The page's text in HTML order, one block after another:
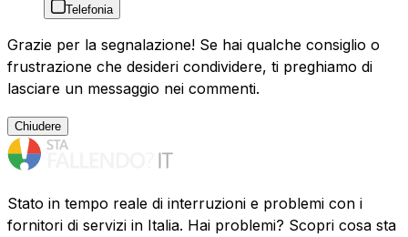
Telefonia
Grazie per la segnalazione! Se hai qualche consiglio o
frustrazione che desideri condividere, ti preghiamo di
lasciare un messaggio nei commenti.
Chiudere
Stato in tempo reale di interruzioni e problemi con i
fornitori di servizi in Italia. Hai problemi? Scopri cosa sta